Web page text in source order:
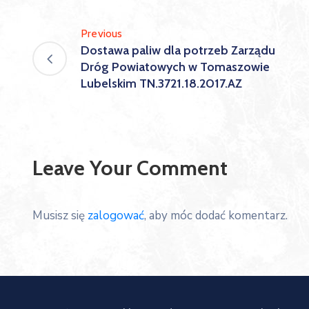
Previous
Dostawa paliw dla potrzeb Zarządu
Dróg Powiatowych w Tomaszowie
Lubelskim TN.3721.18.2017.AZ
Leave Your Comment
Musisz się zalogować, aby móc dodać komentarz.